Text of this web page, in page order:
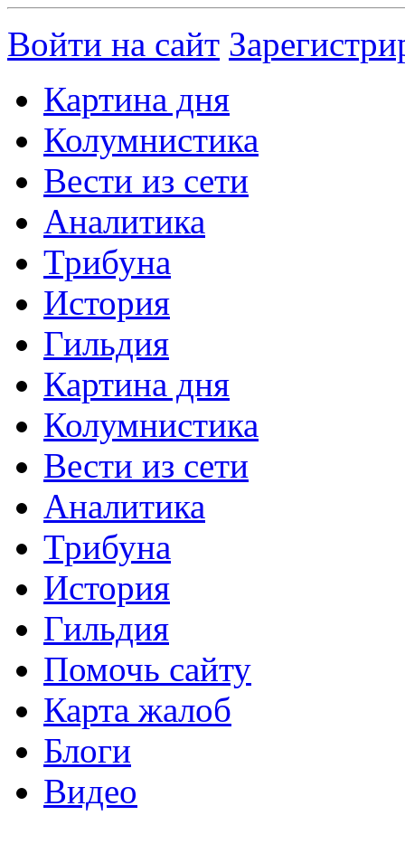
Войти на сайт
Картина дня
Колумнистика
Вести из сети
Аналитика
Трибуна
История
Гильдия
Картина дня
Колумнистика
Вести из сети
Аналитика
Трибуна
История
Гильдия
Помочь сайту
Карта жалоб
Блоги
Видео